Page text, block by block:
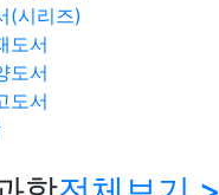
(시리즈)
도서
도서
도서